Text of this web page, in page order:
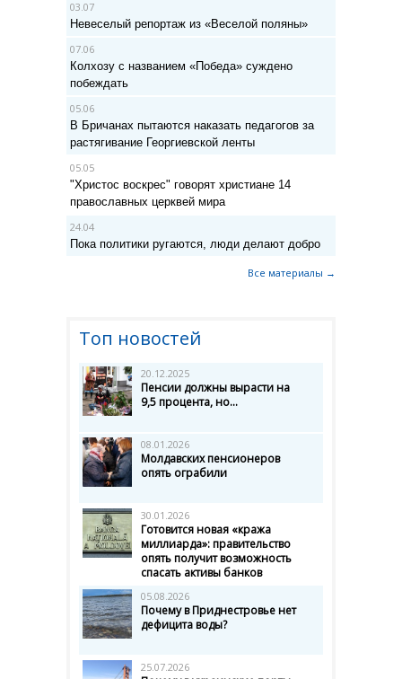
03.07
Невеселый репортаж из «Веселой поляны»
07.06
Колхозу с названием «Победа» суждено
побеждать
05.06
В Бричанах пытаются наказать педагогов за
растягивание Георгиевской ленты
05.05
"Христос воскрес" говорят христиане 14
православных церквей мира
24.04
Пока политики ругаются, люди делают добро
Все материалы →
Топ новостей
20.12.2025
Пенсии должны вырасти на
9,5 процента, но...
08.01.2026
Молдавских пенсионеров
опять ограбили
30.01.2026
Готовится новая «кража
миллиарда»: правительство
опять получит возможность
спасать активы банков
05.08.2026
Почему в Приднестровье нет
дефицита воды?
25.07.2026